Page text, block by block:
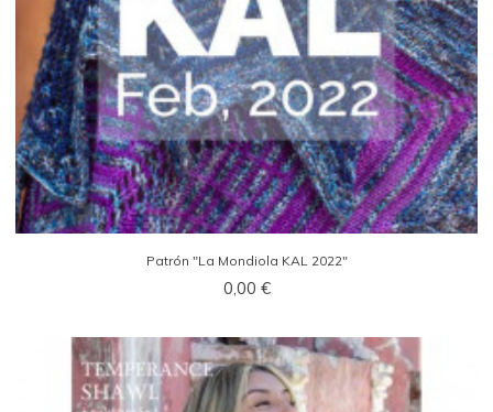
Patrón "La Mondiola KAL 2022"
0,00 €